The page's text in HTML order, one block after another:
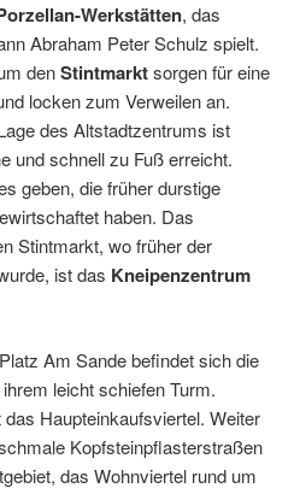
Werkstätten, das
Abraham Peter Schulz spielt.
denStintmarktsorgen für eine
locken zum Verweilen an.
des Altstadtzentrums ist
und schnell zu Fuß erreicht.
geben, die früher durstige
haben. Das
Stintmarkt, wo früher der
ist das Kneipenzentrum
Am Sande befindet sich die
leicht schiefen Turm.
Haupteinkaufsviertel. Weiter
Kopfsteinpflasterstraßen
das Wohnviertel rund um